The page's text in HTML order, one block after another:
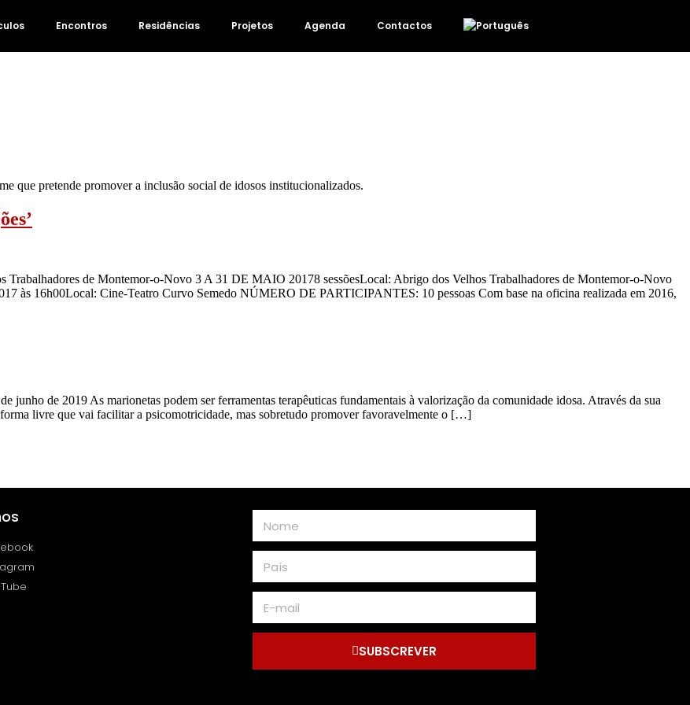
Encontros Residências Projetos Agenda Contactos
que pretende promover a inclusão social de idosos institucionalizados.
Trabalhadores de Montemor-o-Novo 3 A 31 DE MAIO 20178 sessõesLocal: Abrigo dos Velhos Trabalhadores de Montemor-o-Novo
16h00Local: Cine-Teatro Curvo Semedo NÚMERO DE PARTICIPANTES: 10 pessoas Com base na oficina realizada em 2016,
junho de 2019 As marionetas podem ser ferramentas terapêuticas fundamentais à valorização da comunidade idosa. Através da sua
livre que vai facilitar a psicomotricidade, mas sobretudo promover favoravelmente o […]
SUBSCREVER